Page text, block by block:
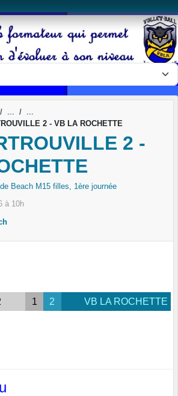
2 - VB LA ROCHETTE
2 -
Beach M15 filles, 1ère journée
à 10h
1 2 VB LA ROCHETTE